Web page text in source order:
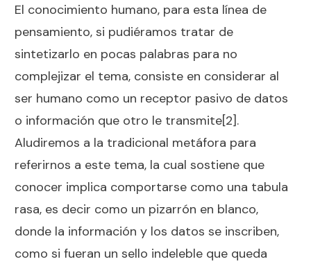
El conocimiento humano, para esta línea de
pensamiento, si pudiéramos tratar de
sintetizarlo en pocas palabras para no
complejizar el tema, consiste en considerar al
ser humano como un receptor pasivo de datos
o información que otro le transmite[2].
Aludiremos a la tradicional metáfora para
referirnos a este tema, la cual sostiene que
conocer implica comportarse como una tabula
rasa, es decir como un pizarrón en blanco,
donde la información y los datos se inscriben,
como si fueran un sello indeleble que queda